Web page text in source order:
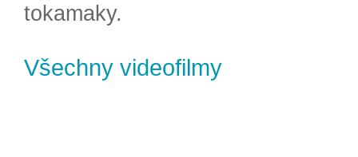
tokamaky.
Všechny videofilmy